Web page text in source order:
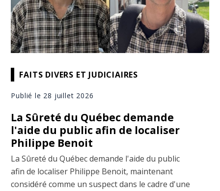
FAITS DIVERS ET JUDICIAIRES
Publié le 28 juillet 2026
La Sûreté du Québec demande
l'aide du public afin de localiser
Philippe Benoit
La Sûreté du Québec demande l'aide du public
afin de localiser Philippe Benoit, maintenant
considéré comme un suspect dans le cadre d'une